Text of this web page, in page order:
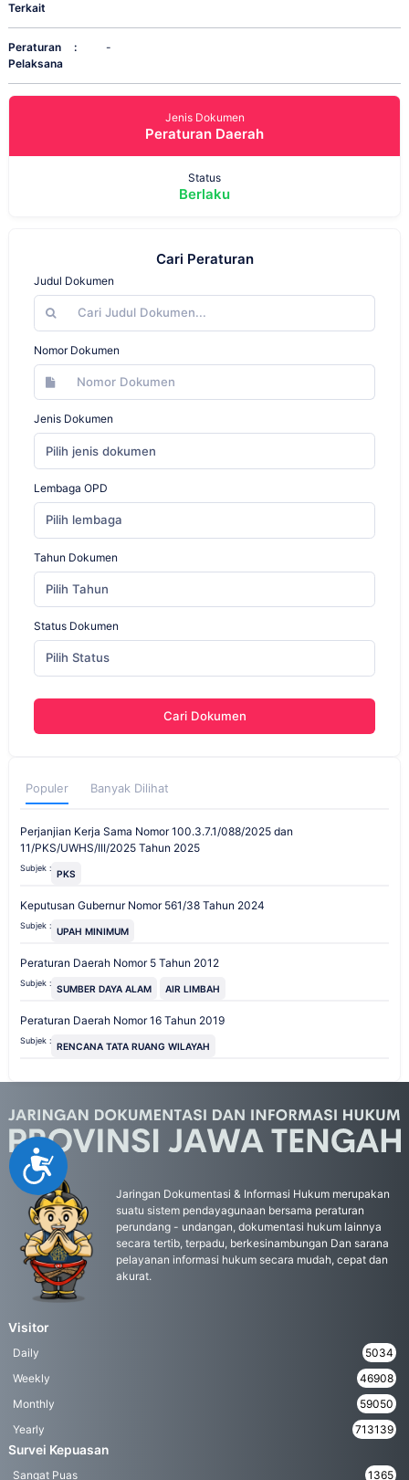
Accessibility
Terkait
Peraturan
Pelaksana
: -
Jenis Dokumen
Peraturan Daerah
Status
Berlaku
Cari Peraturan
Judul Dokumen
Nomor Dokumen
Jenis Dokumen
Pilih jenis dokumen
Lembaga OPD
Pilih lembaga
Tahun Dokumen
Pilih Tahun
Status Dokumen
Pilih Status
Cari Dokumen
Populer Banyak Dilihat
Perjanjian Kerja Sama Nomor 100.3.7.1/088/2025 dan
11/PKS/UWHS/III/2025 Tahun 2025
Subjek : PKS
Keputusan Gubernur Nomor 561/38 Tahun 2024
Subjek : UPAH MINIMUM
Peraturan Daerah Nomor 5 Tahun 2012
Subjek : SUMBER DAYA ALAM AIR LIMBAH
Peraturan Daerah Nomor 16 Tahun 2019
Subjek : RENCANA TATA RUANG WILAYAH
Jaringan Dokumentasi & Informasi Hukum merupakan
suatu sistem pendayagunaan bersama peraturan
perundang - undangan, dokumentasi hukum lainnya
secara tertib, terpadu, berkesinambungan Dan sarana
pelayanan informasi hukum secara mudah, cepat dan
akurat.
Visitor
Daily
5034
Weekly
46908
Monthly
59050
Yearly
713139
Survei Kepuasan
Sangat Puas 1365